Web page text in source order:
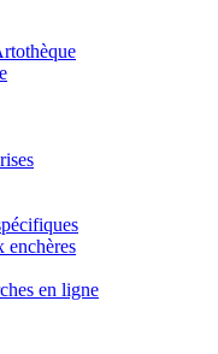
enchères
en ligne